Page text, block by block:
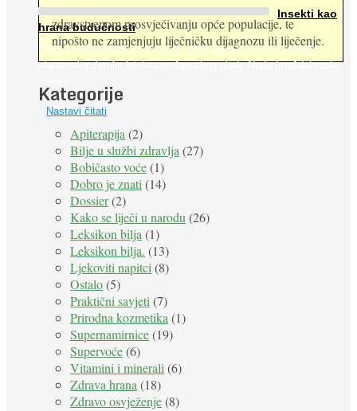
Insekti kao
hrana budućnosti
Prema predviđanjima FAO-a do 2050. godine život 9 milijardi
stanovnika Zemlje bit će ugrožen zbog gladi. Nadu (možda) nude
Nastavi čitati
zdravstvenom prosvjećivanju opće populacije, te
nipošto ne zamjenjuju liječničku dijagnozu ili liječenje.
Kategorije
Apiterapija (2)
Bilje u službi zdravlja (27)
Bobičasto voće(1)
Dobro je znati (14)
Dossier(2)
Kako se liječi u narodu (26)
Leksikon bilja (1)
Leksikon bilja. (13)
Ljekoviti napitci (8)
Ostalo(5)
Praktični savjeti (7)
Prirodna kozmetika (1)
Supernamirnice(19)
Supervoće(6)
Vitamini i minerali (6)
Zdrava hrana (18)
Zdravo osvježenje(8)